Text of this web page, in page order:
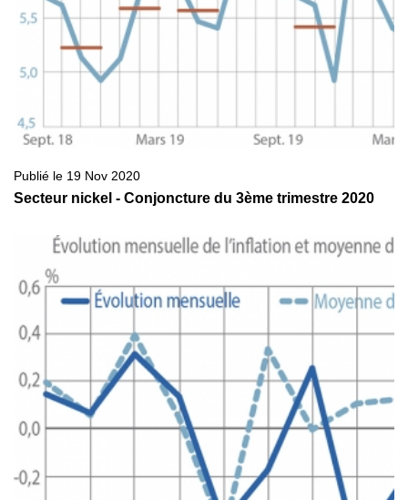
Publié le 19 Nov 2020
Secteur nickel - Conjoncture du 3ème trimestre 2020